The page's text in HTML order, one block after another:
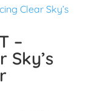
–
Sky’s